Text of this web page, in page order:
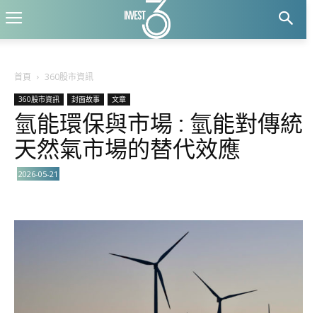
首頁 360股市資訊
360股市資訊 封面故事 文章
氫能環保與市場 : 氫能對傳統
天然氣市場的替代效應
2026-05-21